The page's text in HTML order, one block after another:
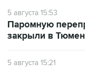
5 августа 15:53
Паромную
закрыли в
5 августа 15:21